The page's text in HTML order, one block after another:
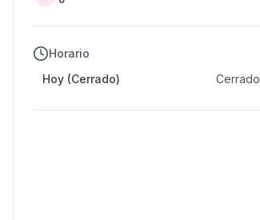
comprar ó rentar el inmueble de acuerdo a
Horario
Hoy (Cerrado)
Cerrado